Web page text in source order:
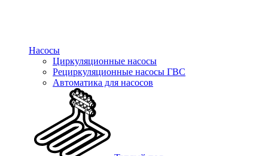
Насосы
Циркуляционные насосы
Рециркуляционные насосы ГВС
Автоматика для насосов